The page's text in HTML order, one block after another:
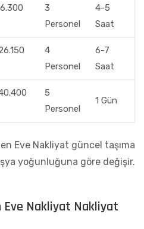
3
Personel
4-5
Saat
4
Personel
6-7
Saat
5
Personel
1 Gün
Eve Nakliyat güncel taşıma
yoğunluğuna göre değişir.
Eve Nakliyat Nakliyat